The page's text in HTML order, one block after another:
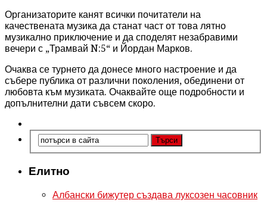
Организаторите канят всички почитатели на
качествената музика да станат част от това лятно
музикално приключение и да споделят незабравими
вечери с „Трамвай N:5“ и Йордан Марков.
Очаква се турнето да донесе много настроение и да
събере публика от различни поколения, обединени от
любовта към музиката. Очаквайте още подробности и
допълнителни дати съвсем скоро.
Елитно
Албански бижутер създава луксозен часовник